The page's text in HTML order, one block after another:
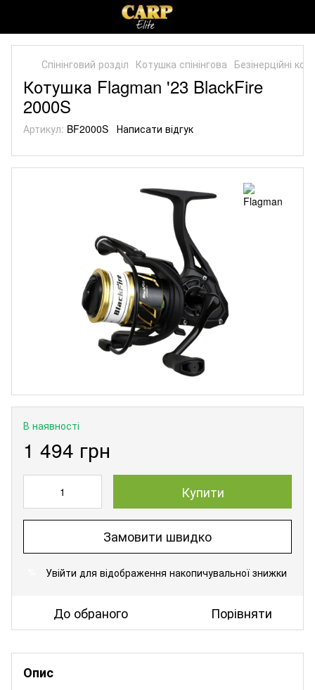
Спінінговий розділ Котушка спінінгова Безінерційні
Котушка Flagman '23 BlackFire
2000S
Артикул: BF2000S Написати відгук
В наявності
1 494 грн
Купити
Замовити швидко
Увійти для відображення накопичувальної знижки
До обраного Порівняти
Опис